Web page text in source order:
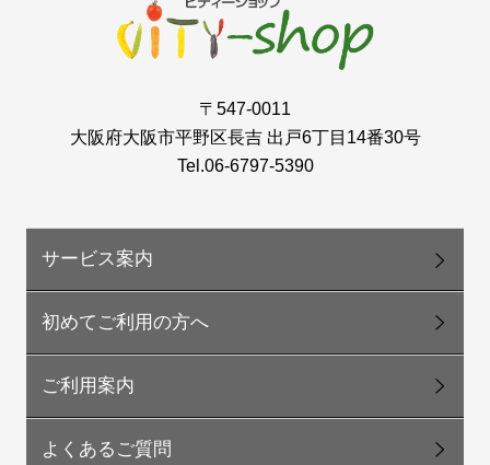
〒547-0011
大阪府大阪市平野区長吉 出戸6丁目14番30号
Tel.06-6797-5390
サービス案内
初めてご利用の方へ
ご利用案内
よくあるご質問